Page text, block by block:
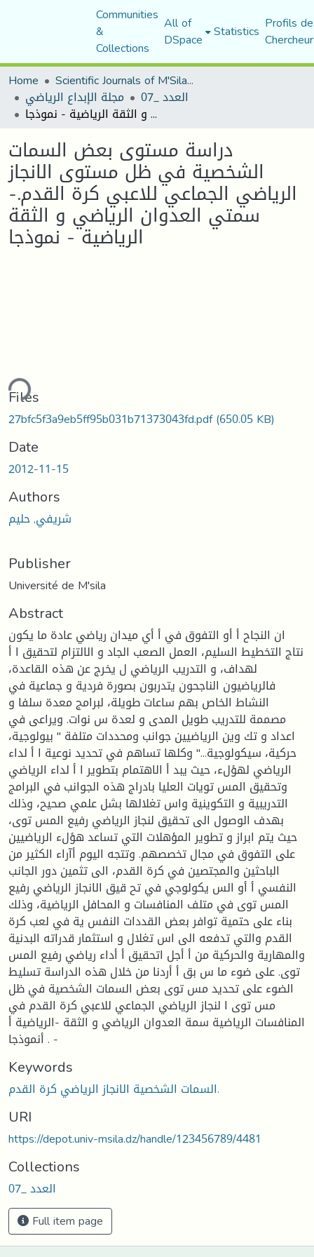
Communities
&
Collections
All of
DSpace Statistics Profils
Home
Scientific Journals of M'Sila University
مجلة الإبداع الرياضي العدد _07
دراسة مستوى بعض السمات الشخصية في ظل مستوى الانجاز الرياضي الجماعي للاعبي كرة القدم.- سمتي العدوان الرياضي و الثقة الرياضية - نموذجا
دراسة مستوى بعض السمات
الشخصية في ظل مستوى الانجاز
الرياضي الجماعي للاعبي كرة القدم.-
سمتي العدوان الرياضي و الثقة
الرياضية - نموذجا
Files
27bfc5f3a9eb5ff95b031b71373043fd.pdf(650.05 KB)
Date
2012-11-15
Authors
شريفي, حليم
Publisher
Université de M'sila
Abstract
ان النجاح أ أو التفوق في أ أي ميدان رياضي عادة ما يكون
نتاج التخطيط السليم، العمل الصعب الجاد و الالتزام لتحقيق ا أ
لهداف، و التدريب الرياضي ل يخرج عن هذه القاعدة،
فالرياضيون الناجحون يتدربون بصورة فردية و جماعية في
النشاط الخاص بهم ساعات طويلة، لبرامج معدة سلفا و
مصممة للتدريب طويل المدى و لعدة س نوات. ويراعى في
اعداد و تك وين الرياضيين جوانب ومحددات متلفة " بيولوجية،
حركية، سيكولوجية..." وكلها تساهم في تحديد نوعية ا أ لداء
الرياضي لهؤلء، حيث يبد أ الاهتمام بتطوير ا أ لداء الرياضي
وتحقيق المس تويات العليا بادراج هذه الجوانب في البرامج
التدريبية و التكوينية واس تغلالها بشل علمي صحيح، وذلك
بهدف الوصول الى تحقيق لنجاز الرياضي رفيع المس توى،
حيث يتم ابراز و تطوير المؤهلات التي تساعد هؤلء الرياضيين
على التفوق في مجال تخصصهم. وتتجه اليوم أآراء الكثير من
الباحثين والمجتصين في كرة القدم، الى تثمين دور الجانب
النفسي أ أو الس يكولوجي في تح قيق الانجاز الرياضي رفيع
المس توى في متلف المنافسات و المحافل الرياضية، وذلك
بناء على حتمية توافر بعض القددات النفس ية في لعب كرة
القدم والتي تدفعه الى اس تغلال و استثمار قدراته البدنية
والمهارية والحركية من أ أجل اتحقيق أ أداء رياضي رفيع المس
توى. على ضوء ما س بق أ أردنا من خلال هذه الدراسة تسليط
الضوء على تحديد مس توى بعض السمات الشخصية في ظل
مس توى ا لنجاز الرياضي الجماعي للاعبي كرة القدم في
المنافسات الرياضية سمة العدوان الرياضي و الثقة -الرياضية أ
أنموذجا . -
Keywords
السمات الشخصية الانجاز الرياضي كرة القدم.
URI
https://depot.univ-msila.dz/handle/123456789/4481
Collections
العدد _07
Full item page